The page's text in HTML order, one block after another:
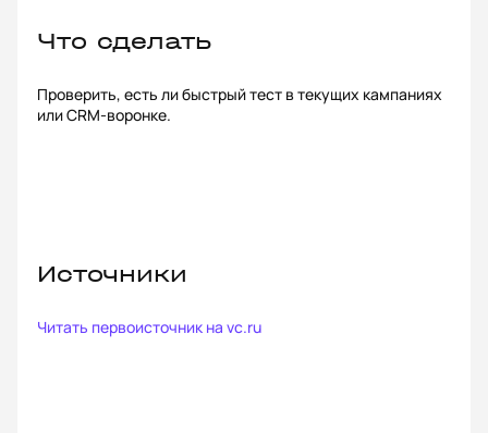
Что сделать
Проверить, есть ли быстрый тест в текущих кампаниях
или CRM-воронке.
Источники
Читать первоисточник на vc.ru